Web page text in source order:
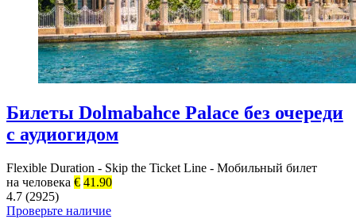
Билеты Dolmabahce Palace без очереди
с аудиогидом
Flexible Duration - Skip the Ticket Line - Мобильный билет
на человека € 41.90
4.7 (2925)
Проверьте наличие